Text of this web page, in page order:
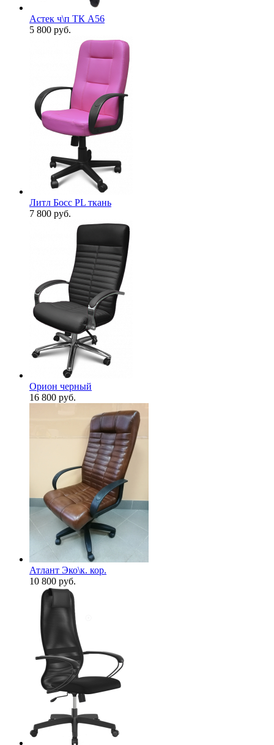
Астек ч\п ТК А56
5 800 руб.
Литл Босс PL ткань
7 800 руб.
Орион черный
16 800 руб.
Атлант Эко\к. кор.
10 800 руб.